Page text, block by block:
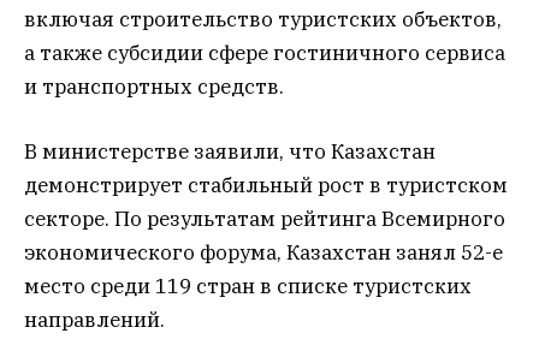
включая строительство туристских объектов,
а также субсидии сфере гостиничного сервиса
и транспортных средств.
В министерстве заявили, что Казахстан
демонстрирует стабильный рост в туристском
секторе. По результатам рейтинга Всемирного
экономического форума, Казахстан занял 52-е
место среди 119 стран в списке туристских
направлений.